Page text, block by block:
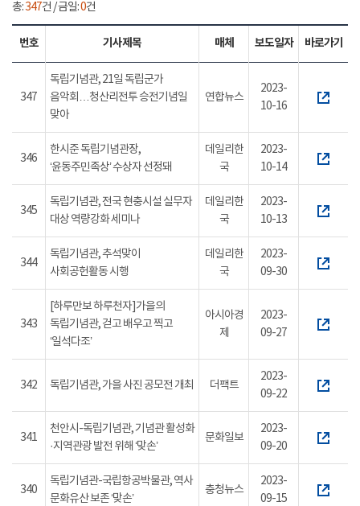
총:347건 / 금일:0건
번호 기사제목 매체 보도일자 바로가기
347
독립기념관, 21일 독립군가
음악회…청산리전투 승전기념일
맞아
연합뉴스
2023-
10-16
346
한시준 독립기념관장,
‘윤동주민족상’ 수상자 선정돼
데일리한
국
2023-
10-14
345
독립기념관, 전국 현충시설 실무자
대상 역량강화 세미나
데일리한
국
2023-
10-13
344
독립기념관, 추석맞이
사회공헌활동 시행
데일리한
국
2023-
09-30
343
[하루만보 하루천자]가을의
독립기념관, 걷고 배우고 찍고
‘일석다조’
아시아경
제
2023-
09-27
342 독립기념관, 가을 사진 공모전 개최 더팩트
2023-
09-22
341
천안시-독립기념관, 기념관 활성화
·지역관광 발전 위해 ‘맞손’
문화일보
2023-
09-20
340
독립기념관-국립항공박물관, 역사
문화유산 보존 ‘맞손’
충청뉴스
2023-
09-15